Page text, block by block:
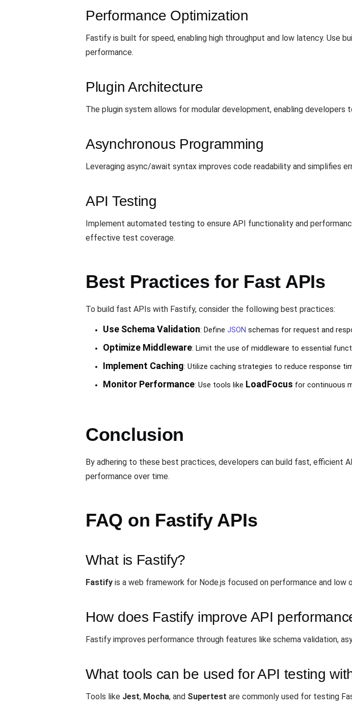
Performance Optimization
Fastify is built for speed, enabling high throughput and low latency. Use
performance.
Plugin Architecture
The plugin system allows for modular development, enabling
Asynchronous Programming
Leveraging async/await syntax improves code readability and simplifies
API Testing
Implement automated testing to ensure API functionality and
effective test coverage.
Best Practices for Fast APIs
To build fast APIs with Fastify, consider the following best practices:
Use Schema Validation: Define JSON schemas for request and
Optimize Middleware: Limit the use of middleware to essential
Implement Caching: Utilize caching strategies to reduce response
Monitor Performance: Use tools like LoadFocus for continuous
Conclusion
By adhering to these best practices, developers can build fast, efficient
performance over time.
FAQ on Fastify APIs
What is Fastify?
Fastify is a web framework for Node.js focused on performance and low
How does Fastify improve API
Fastify improves performance through features like schema validation,
What tools can be used for API testing
Tools like Jest, Mocha, and Supertest are commonly used for testing